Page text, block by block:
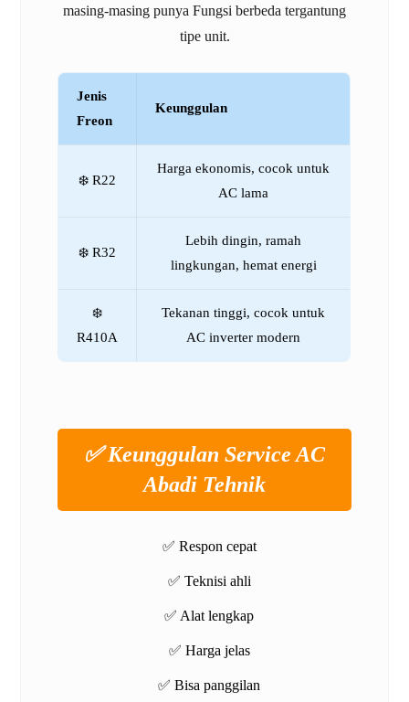
masing-masing punya Fungsi berbeda tergantung
tipe unit.
Jenis
Freon
Keunggulan
❄️ R22
Harga ekonomis, cocok untuk
AC lama
❄️ R32
Lebih dingin, ramah
lingkungan, hemat energi
❄️
R410A
Tekanan tinggi, cocok untuk
AC inverter modern
✅ Keunggulan Service AC
Abadi Tehnik
✅ Respon cepat
✅ Teknisi ahli
✅ Alat lengkap
✅ Harga jelas
✅ Bisa panggilan